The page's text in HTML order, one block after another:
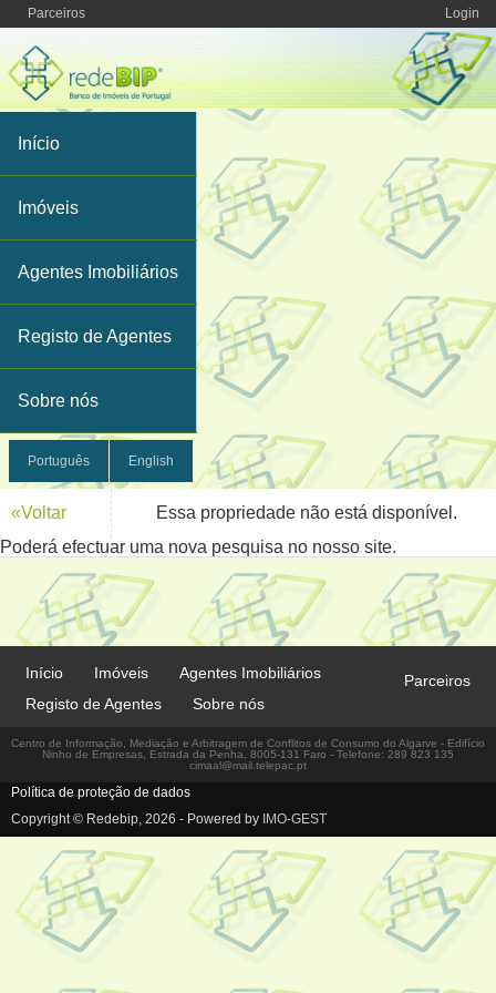
Parceiros Login
Início
Imóveis
Agentes Imobiliários
Registo de Agentes
Sobre nós
Português English
«Voltar
Essa propriedade não está disponível.
Poderá efectuar uma nova pesquisa no nosso site.
Início Imóveis
Agentes Imobiliários
Registo de Agentes
Sobre nós
Parceiros
Centro de Informação, Mediação e Arbitragem de Conflitos de Consumo do Algarve - Edifício
Ninho de Empresas, Estrada da Penha, 8005-131 Faro - Telefone: 289 823 135
cimaal@mail.telepac.pt
Política de proteção de dados
Copyright © Redebip, 2026 - Powered by IMO-GEST